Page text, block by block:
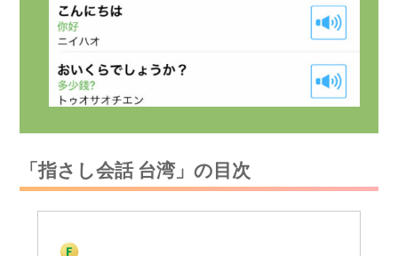
「指さし会話 台湾」の目次